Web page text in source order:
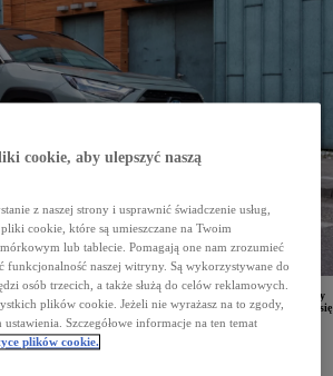
Reports, który po raz kolejny potwierdził reputację Toyoty
samochodów. W pierwszej dziesiątce zestawienia znalazło się
koncernu. Pierwsze miejsce zajęła Toyota RAV4.
i wiarygodne rankingi na amerykańskim rynku. Finansowana
organizacja testuje samochody kupione z własnych środków. Auta
zestawieniach, co stanowi potwierdzenie ich niezawodności
cookie, aby ulepszyć naszą
z naszej strony i usprawnić świadczenie usług,
cookie, które są umieszczane na Twoim
lub tablecie. Pomagają one nam zrozumieć
funkcjonalność naszej witryny. Są wykorzystywane do
osób trzecich, a także służą do celów reklamowych.
plików cookie. Jeżeli nie wyrażasz na to zgody,
ustawienia. Szczegółowe informacje na ten temat
plików cookie.